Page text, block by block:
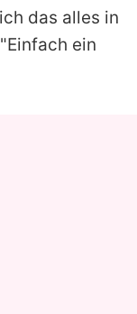
das alles in
ein